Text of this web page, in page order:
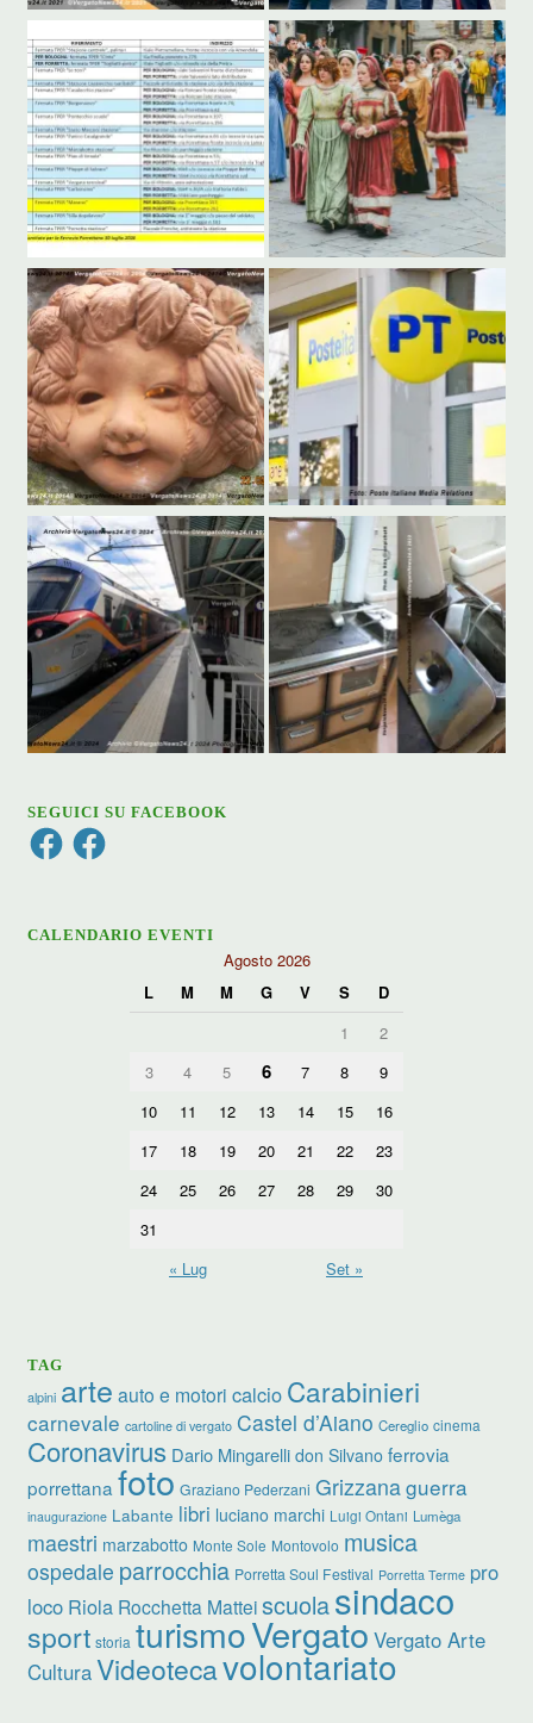
SEGUICI SU FACEBOOK
FacebookFacebook
CALENDARIO EVENTI
Agosto 2026
L
M M G V S
D
1
2
3
4 5 6 7 8
9
10
11 12 13 14 15
16
17
18 19 20 21 22
23
24
25 26 27 28 29
30
31
« Lug
Set »
TAG
alpini arte auto e motori calcio Carabinieri
carnevale cartoline di vergato Castel d’Aiano Cereglio cinema
Coronavirus Dario Mingarelli don Silvano ferrovia
porrettana foto Graziano Pederzani Grizzanaguerra
inaugurazione Labante libri luciano marchi Luigi Ontani Lumèga
maestri marzabotto Monte Sole Montovolo musica
ospedale parrocchia Porretta Soul Festival Porretta Terme pro
loco Riola Rocchetta Matteiscuolasindaco
sport storia turismoVergato Vergato Arte
CulturaVideotecavolontariato